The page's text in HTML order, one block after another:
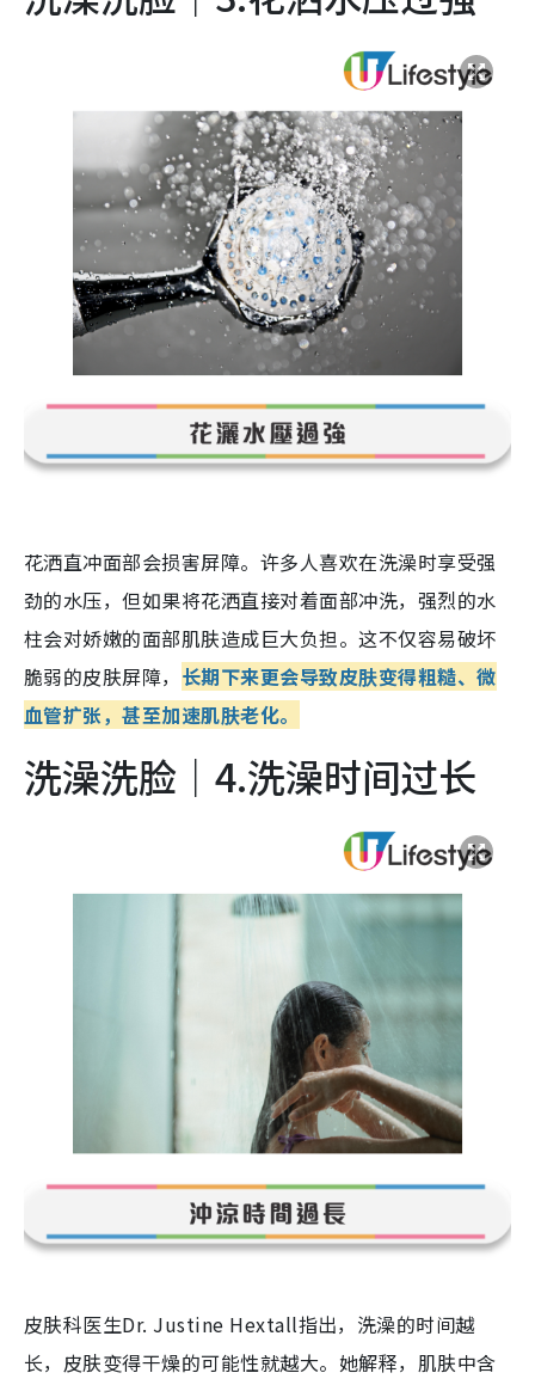
花洒直冲面部会损害屏障。 许多人喜欢在洗澡时享受强
劲的水压，但如果将花洒直接对着面部冲洗，强烈的水
柱会对娇嫩的面部肌肤造成巨大负担。这不仅容易破坏
脆弱的皮肤屏障， 长期下来更会导致皮肤变得粗糙、微
血管扩张，甚至加速肌肤老化。
洗澡洗脸｜4.洗澡时间过长
皮肤科医生Dr. Justine Hextall指出，洗澡的时间越
长，皮肤变得干燥的可能性就越大。她解释，肌肤中含